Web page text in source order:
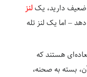
ضعیف دارید، یکلنز
– اما یک لنز تله
هستند که
بسته به صحنه،